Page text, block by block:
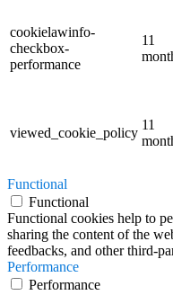
cookielawinfo-
checkbox-
performance
11
viewed_cookie_policy
11
Functional
Functional
Functional cookies help to
sharing the content of the
feedbacks, and other third-
Performance
Performance